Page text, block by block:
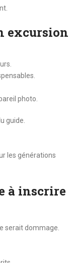
excursion
photo.
guide.
les générations
à inscrire
serait dommage.